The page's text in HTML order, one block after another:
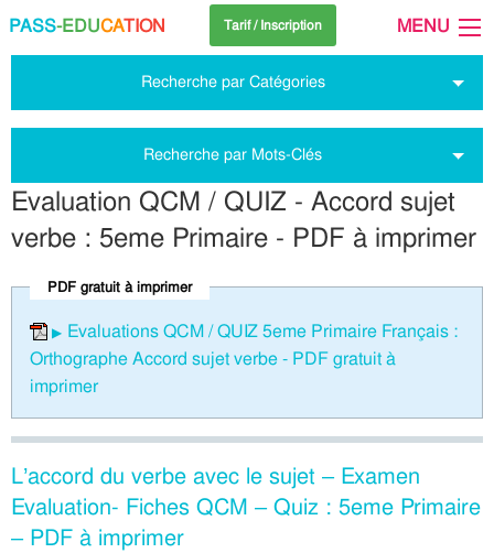
PASS-EDUCATION Tarif / Inscription MENU
Recherche par Catégories
Recherche par Mots-Clés
Evaluation QCM / QUIZ - Accord sujet
verbe : 5eme Primaire - PDF à imprimer
PDF gratuit à imprimer
Evaluations QCM / QUIZ 5eme Primaire Français :
Orthographe Accord sujet verbe - PDF gratuit à
imprimer
L’accord du verbe avec le sujet – Examen
Evaluation- Fiches QCM – Quiz : 5eme Primaire
– PDF à imprimer